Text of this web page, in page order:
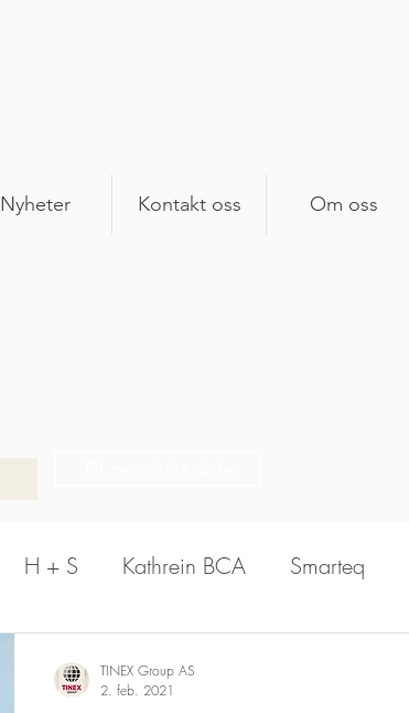
Nyheter Kontakt oss Om oss
H + S Kathrein BCA Smarteq
TINEX Group AS
2. feb. 2021